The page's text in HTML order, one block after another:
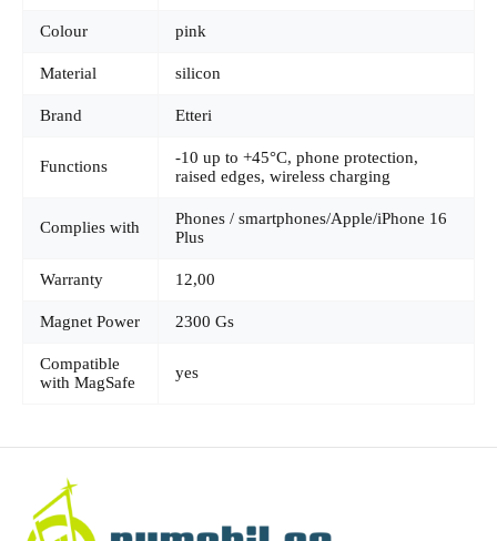
Colour pink
Material silicon
Brand Etteri
Functions
-10 up to +45°C, phone protection,
raised edges, wireless charging
Complies with
Phones / smartphones/Apple/iPhone 16
Plus
Warranty 12,00
Magnet Power 2300 Gs
Compatible
with MagSafe
yes